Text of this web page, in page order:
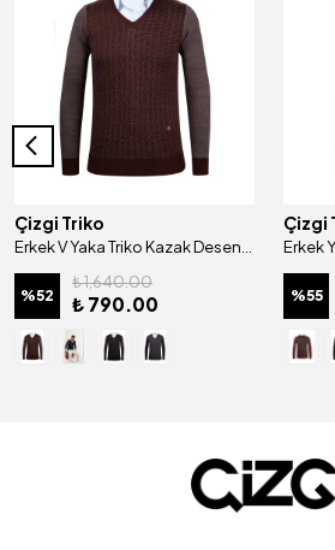
Çizgi Triko
Erkek V Yaka Triko Kazak Desenli Kol ve Bel Lastikli Çelik Örgü Klasik Kalıp - 5010D
%52
₺ 1,640.00
₺ 790.00
Çizgi
%55